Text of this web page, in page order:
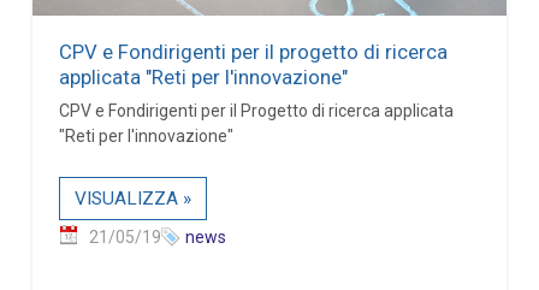
CPV e Fondirigenti per il progetto di ricerca
applicata "Reti per l'innovazione"
CPV e Fondirigenti per il Progetto di ricerca applicata
"Reti per l'innovazione"
VISUALIZZA »
21/05/19 news